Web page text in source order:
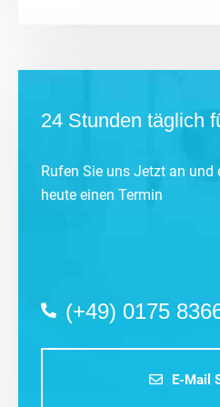
24 Stunden täglich
Rufen Sie uns Jetzt an und
heute einen Termin
(+49) 0175
E-Mail